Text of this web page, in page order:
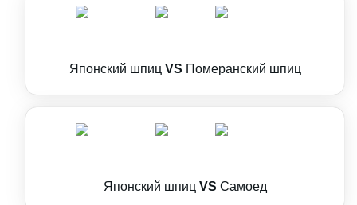
Японский шпиц VS Померанский шпиц
Японский шпиц VS Самоед